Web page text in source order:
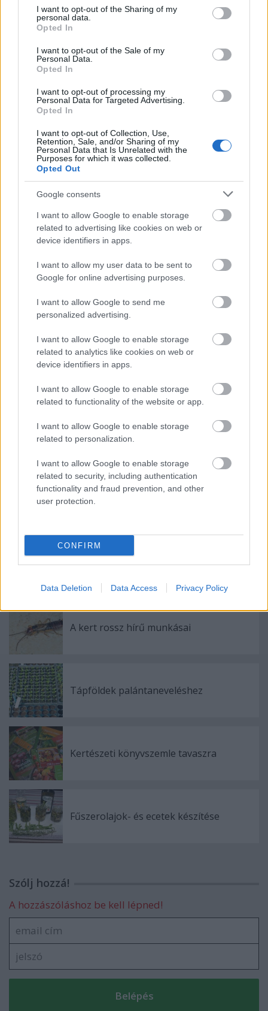
not limited to your visit or usage behaviour. You may click to
grant or deny consent to Google and its third-party tags to
use your data for below specified purposes in below Google
consent section.
I want to opt-out of the Sharing of my
personal data.
Opted In
I want to opt-out of the Sale of my
Personal Data.
Opted In
I want to opt-out of processing my
Personal Data for Targeted Advertising.
Opted In
I want to opt-out of Collection, Use,
Retention, Sale, and/or Sharing of my
Personal Data that Is Unrelated with the
Purposes for which it was collected.
Opted Out
Google consents
I want to allow Google to enable storage
related to advertising like cookies on web or
device identifiers in apps.
I want to allow my user data to be sent to
Google for online advertising purposes.
I want to allow Google to send me
personalized advertising.
I want to allow Google to enable storage
related to analytics like cookies on web or
device identifiers in apps.
I want to allow Google to enable storage
related to functionality of the website or app.
I want to allow Google to enable storage
related to personalization.
I want to allow Google to enable storage
related to security, including authentication
functionality and fraud prevention, and other
user protection.
CONFIRM
Data Deletion Data Access Privacy Policy
együtt tőzeget is kell juttatni. Érdemesebb ásás
helyett bekapálni, nehogy a gyökerek
megsérüljenek.
- Ahol jövőre tápanyagigényes zöldségeket
szeretnénk termeszteni, szórjunk ki trágyát és
- A levelek már szépen potyognak a fákról;
fák és cserjék alatt hagyjuk meg, mert télre védelmet
nyújtanak, mulcsrétegnek is jók és hasznos
rovaroknak (pl. futóbogár) adnak menedéket.
ha valaki még mindig égeti az avart, előtte forgassa
át a kupacot, nehogy sünpecsenyét süssön a végén!
- A tavaszi virágok hagymáit még mindig lehet
még várhatunk is.
szabadban, ki tudja, meddig élvezhetjük a meleg
őszi napsugarakat.
Szép hétvégét!
Ha tetszett a bejegyzés, oszd meg ismerőseiddel és
Kapanyél Facebook-közösségéhez
rózsa
virágok talajtakarás fatelepítés
Régi népélet naptára
A kert rossz hírű munkásai
Tápföldek palántaneveléshez
Kertészeti könyvszemle tavaszra
Fűszerolajok- és ecetek készítése
Szólj hozzá!
A hozzászóláshoz be kell lépned!